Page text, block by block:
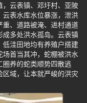
云表镇、邓圩村、亚陂
表水库水位暴涨，泄洪
重、道路被淹、进村通道
多处洪水孤岛。云表镇
低洼田地均有养殖户搭建
首当其冲，蛇棚被洪水
圈养的蛇类顺势四散逃
域，让本就严峻的洪灾